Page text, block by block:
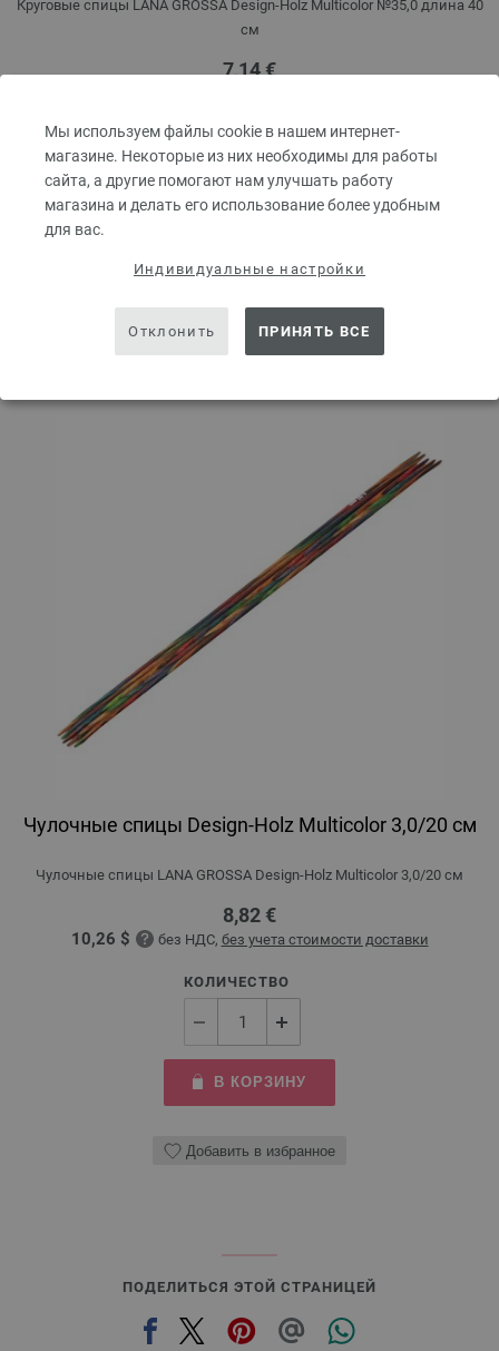
Мы используем файлы cookie в нашем интернет-
магазине. Некоторые из них необходимы для работы
сайта, а другие помогают нам улучшать работу
магазина и делать его использование более удобным
для вас.
Индивидуальные настройки
Отклонить ПРИНЯТЬ ВСЕ
Круговые спицы LANA GROSSA Design-Holz Multicolor №35,0 длина 40
см
7,14 €
КОЛИЧЕСТВО
Добавить в избранное
Чулочные спицы Design-Holz Multicolor 3,0/20 см
Чулочные спицы LANA GROSSA Design-Holz Multicolor 3,0/20 см
8,82 €
10,26 $ без НДС, без учета стоимости доставки
КОЛИЧЕСТВО
В КОРЗИНУ
Добавить в избранное
ПОДЕЛИТЬСЯ ЭТОЙ СТРАНИЦЕЙ